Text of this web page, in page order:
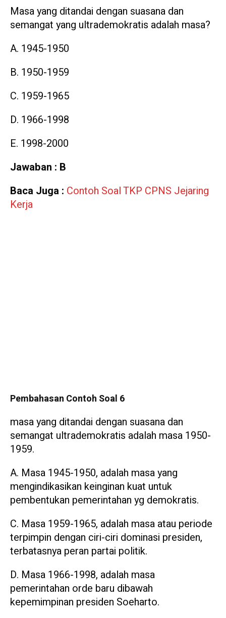
Masa yang ditandai dengan suasana dan
semangat yang ultrademokratis adalah masa?
A. 1945-1950
B. 1950-1959
C. 1959-1965
D. 1966-1998
E. 1998-2000
Jawaban : B
Baca Juga : Contoh Soal TKP CPNS Jejaring
Kerja
Pembahasan Contoh Soal 6
masa yang ditandai dengan suasana dan
semangat ultrademokratis adalah masa 1950-
1959.
A. Masa 1945-1950, adalah masa yang
mengindikasikan keinginan kuat untuk
pembentukan pemerintahan yg demokratis.
C. Masa 1959-1965, adalah masa atau periode
terpimpin dengan ciri-ciri dominasi presiden,
terbatasnya peran partai politik.
D. Masa 1966-1998, adalah masa
pemerintahan orde baru dibawah
kepemimpinan presiden Soeharto.